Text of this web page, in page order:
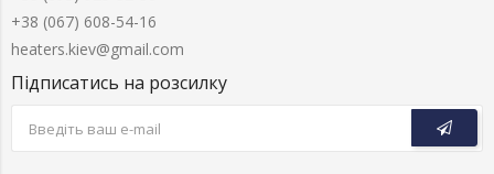
+38 (067) 608-54-16
heaters.kiev@gmail.com
Підписатись на розсилку